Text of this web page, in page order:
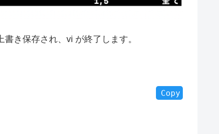
き保存され、vi が終了します。
Copy